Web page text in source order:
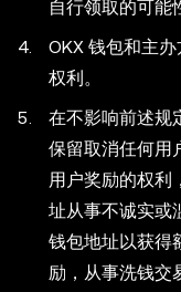
自行领取的可能
OKX 钱包和主
权利。
在不影响前述规
保留取消任何用
用户奖励的权利
址从事不诚实或
钱包地址以获得
励，从事洗钱交